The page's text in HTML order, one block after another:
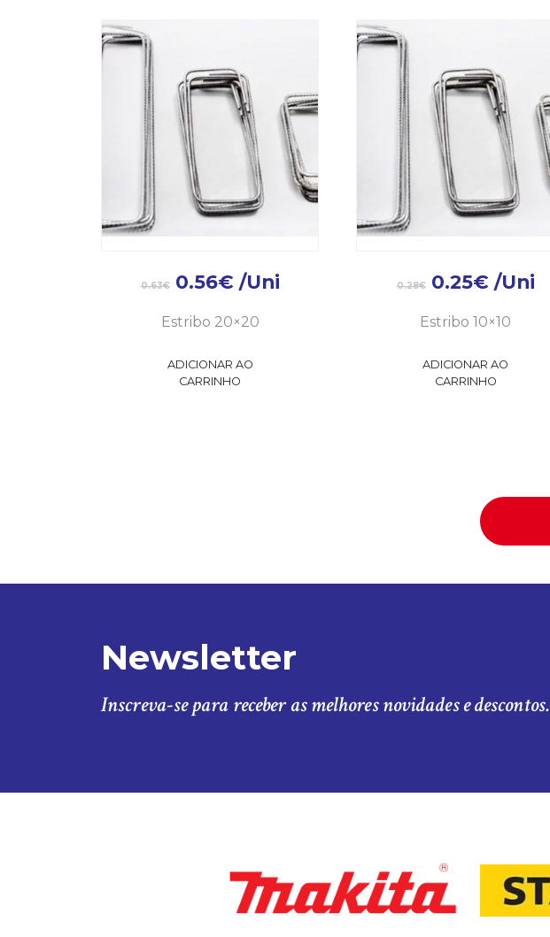
0.63€ 0.56€ /Uni
Estribo 20×20
ADICIONAR AO
CARRINHO
0.28€ 0.25€ /Uni
Estribo 10×10
ADICIONAR AO
CARRINHO
Newsletter
Inscreva-se para receber as melhores novidades e descontos.